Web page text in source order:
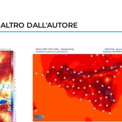
ALTRO DALL'AUTORE